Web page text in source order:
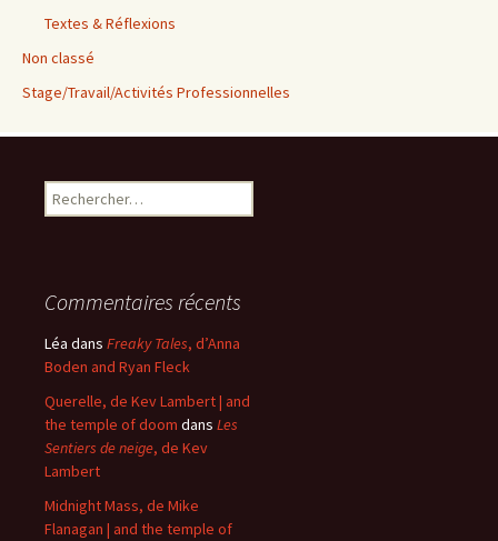
Textes & Réflexions
Non classé
Stage/Travail/Activités Professionnelles
Rechercher :
Commentaires récents
Léa dans Freaky Tales, d’Anna
Boden and Ryan Fleck
Querelle, de Kev Lambert | and
the temple of doom dans Les
Sentiers de neige, de Kev
Lambert
Midnight Mass, de Mike
Flanagan | and the temple of